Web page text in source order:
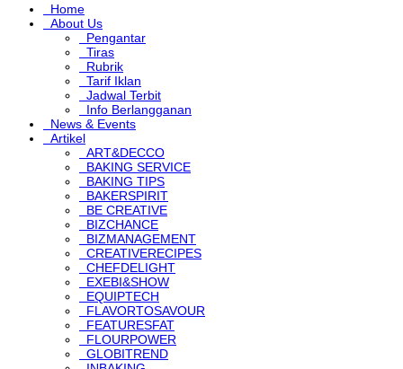
Home
About Us
Pengantar
Tiras
Rubrik
Tarif Iklan
Jadwal Terbit
Info Berlangganan
News & Events
Artikel
ART&DECCO
BAKING SERVICE
BAKING TIPS
BAKERSPIRIT
BE CREATIVE
BIZCHANCE
BIZMANAGEMENT
CREATIVERECIPES
CHEFDELIGHT
EXEBI&SHOW
EQUIPTECH
FLAVORTOSAVOUR
FEATURESFAT
FLOURPOWER
GLOBITREND